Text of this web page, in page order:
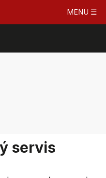
MENU ☰
servis